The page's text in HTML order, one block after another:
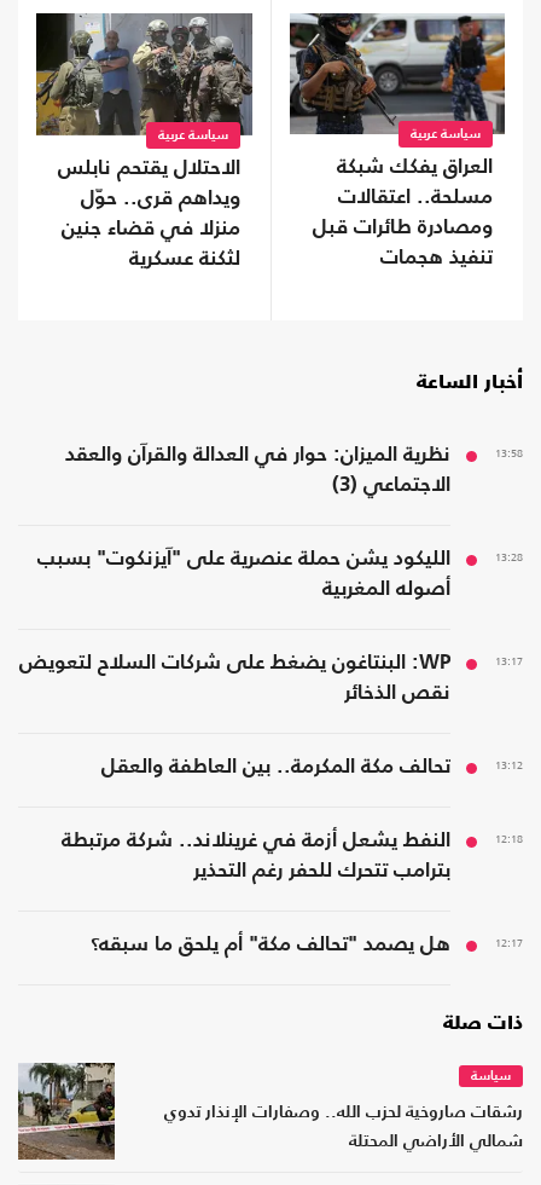
سياسة عربية
العراق يفكك شبكة
مسلحة.. اعتقالات
ومصادرة طائرات قبل
تنفيذ هجمات
سياسة عربية
الاحتلال يقتحم نابلس
ويداهم قرى.. حوّل
منزلا في قضاء جنين
لثكنة عسكرية
أخبار الساعة
13:58
نظرية الميزان: حوار في العدالة والقرآن والعقد
الاجتماعي (3)
13:28
الليكود يشن حملة عنصرية على "آيزنكوت" بسبب
أصوله المغربية
13:17
WP: البنتاغون يضغط على شركات السلاح لتعويض
نقص الذخائر
13:12 تحالف مكة المكرمة.. بين العاطفة والعقل
12:18
النفط يشعل أزمة في غرينلاند.. شركة مرتبطة
بترامب تتحرك للحفر رغم التحذير
12:17 هل يصمد "تحالف مكة" أم يلحق ما سبقه؟
ذات صلة
سياسة
رشقات صاروخية لحزب الله.. وصفارات الإنذار تدوي
شمالي الأراضي المحتلة